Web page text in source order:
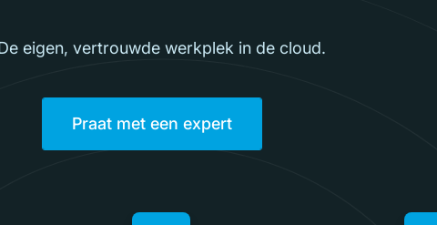
eigen, vertrouwde werkplek in de cloud.
Praat met een expert